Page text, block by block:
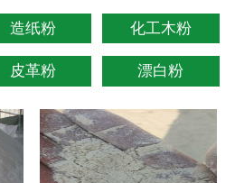
造纸粉 化工木粉
皮革粉 漂白粉